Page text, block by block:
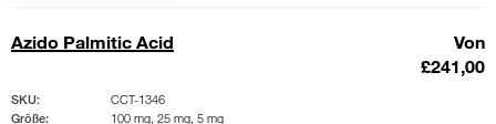
Azido Palmitic Acid
Von
£241,00
SKU:
CCT-1346
Größe:
100 mg, 25 mg, 5 mg